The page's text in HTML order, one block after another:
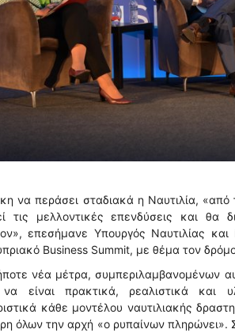
να περάσει σταδιακά η Ναυτιλία,
τις μελλοντικές επενδύσεις και
επεσήμανε Υπουργός Ναυτιλίας
Business Summit, με θέμα τον
νέα μέτρα, συμπεριλαμβανομένων
να είναι πρακτικά, ρεαλιστικά και
κάθε μοντέλου ναυτιλιακής
όλων την αρχή «ο ρυπαίνων πληρώνει».